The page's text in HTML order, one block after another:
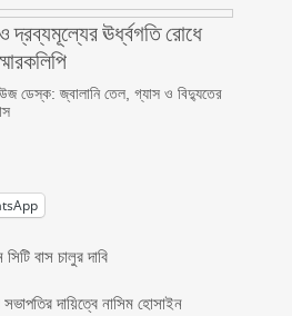
ঊর্ধ্বগতি রোধে
ডেস্ক: জ্বালানি তেল, গ্যাস ও বিদ্যুতের
বাস চালুর দাবি
দায়িত্বে নাসিম হোসাইন